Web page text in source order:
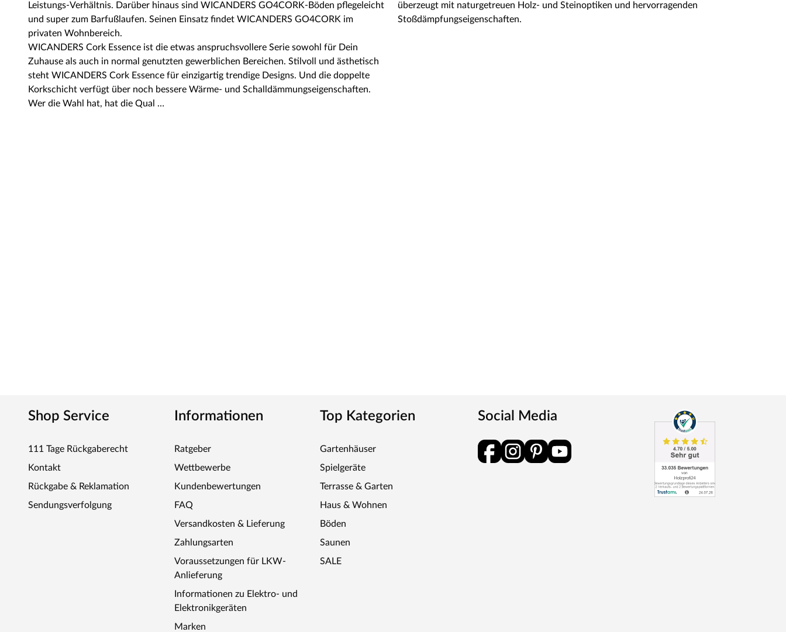
Leistungs-Verhältnis. Darüber hinaus sind WICANDERS GO4CORK-Böden pflegeleicht
und super zum Barfußlaufen. Seinen Einsatz findet WICANDERS GO4CORK im
privaten Wohnbereich.
WICANDERS Cork Essence ist die etwas anspruchsvollere Serie sowohl für Dein
Zuhause als auch in normal genutzten gewerblichen Bereichen. Stilvoll und ästhetisch
steht WICANDERS Cork Essence für einzigartig trendige Designs. Und die doppelte
Korkschicht verfügt über noch bessere Wärme- und Schalldämmungseigenschaften.
Wer die Wahl hat, hat die Qual …
überzeugt mit naturgetreuen Holz- und Steinoptiken und hervorragenden
Stoßdämpfungseigenschaften.
Shop Service
111 Tage Rückgaberecht
Kontakt
Rückgabe & Reklamation
Sendungsverfolgung
Informationen
Ratgeber
Wettbewerbe
Kundenbewertungen
FAQ
Versandkosten & Lieferung
Zahlungsarten
Voraussetzungen für LKW-
Anlieferung
Informationen zu Elektro- und
Elektronikgeräten
Marken
Top Kategorien
Gartenhäuser
Spielgeräte
Terrasse & Garten
Haus & Wohnen
Böden
Saunen
SALE
Social Media